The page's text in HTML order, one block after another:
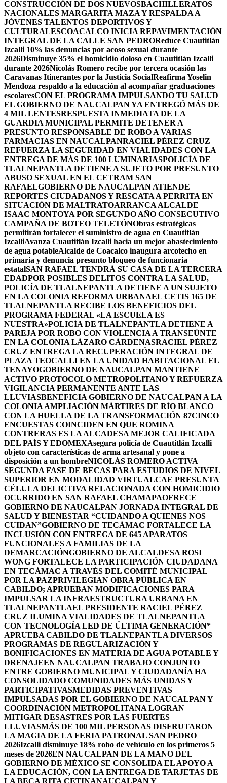
CONSTRUCCIÓN DE DOS NUEVOSBACHILLERATOS
NACIONALES MARGARITA MAZA Y RESPALDA A
JÓVENES TALENTOS DEPORTIVOS Y
CULTURALESCOACALCO INICIA REPAVIMENTACIÓN
INTEGRAL DE LA CALLE SAN PEDROReduce Cuautitlán
Izcalli 10% las denuncias por acoso sexual durante
2026Disminuye 35% el homicidio doloso en Cuautitlán Izcalli
durante 2026Nicolás Romero recibe por tercera ocasión las
Caravanas Itinerantes por la Justicia SocialReafirma Yoselin
Mendoza respaldo a la educación al acompañar graduaciones
escolaresCON EL PROGRAMA IMPULSANDO TU SALUD
EL GOBIERNO DE NAUCALPAN YA ENTREGÓ MÁS DE
4 MIL LENTESRESPUESTA INMEDIATA DE LA
GUARDIA MUNICIPAL PERMITE DETENER A
PRESUNTO RESPONSABLE DE ROBO A VARIAS
FARMACIAS EN NAUCALPANRACIEL PÉREZ CRUZ
REFUERZA LA SEGURIDAD EN VIALIDADES CON LA
ENTREGA DE MÁS DE 100 LUMINARIASPOLICÍA DE
TLALNEPANTLA DETIENE A SUJETO POR PRESUNTO
ABUSO SEXUAL EN EL CETRAM SAN
RAFAELGOBIERNO DE NAUCALPAN ATIENDE
REPORTES CIUDADANOS Y RESCATA A PERRITA EN
SITUACIÓN DE MALTRATOARRANCA ALCALDE
ISAAC MONTOYA POR SEGUNDO AÑO CONSECUTIVO
CAMPAÑA DE BOTEO TELETÓNObras estratégicas
permitirán fortalecer el suministro de agua en Cuautitlán
IzcalliAvanza Cuautitlán Izcalli hacia un mejor abastecimiento
de agua potableAlcalde de Coacalco inaugura arcotecho en
primaria y denuncia presunto bloqueo de funcionaria
estatalSAN RAFAEL TENDRÁ SU CASA DE LA TERCERA
EDADPOR POSIBLES DELITOS CONTRA LA SALUD,
POLICÍA DE TLALNEPANTLA DETIENE A UN SUJETO
EN LA COLONIA REFORMA URBANAEL CETIS 165 DE
TLALNEPANTLA RECIBE LOS BENEFICIOS DEL
PROGRAMA FEDERAL «LA ESCUELA ES
NUESTRA»POLICÍA DE TLALNEPANTLA DETIENE A
PAREJA POR ROBO CON VIOLENCIA A TRANSEÚNTE
EN LA COLONIA LÁZARO CÁRDENASRACIEL PÉREZ
CRUZ ENTREGA LA RECUPERACIÓN INTEGRAL DE
PLAZA TEOCALLI EN LA UNIDAD HABITACIONAL EL
TENAYOGOBIERNO DE NAUCALPAN MANTIENE
ACTIVO PROTOCOLO METROPOLITANO Y REFUERZA
VIGILANCIA PERMANENTE ANTE LAS
LLUVIASBENEFICIA GOBIERNO DE NAUCALPAN A LA
COLONIA AMPLIACIÓN MÁRTIRES DE RÍO BLANCO
CON LA HUELLA DE LA TRANSFORMACIÓN 87CINCO
ENCUESTAS COINCIDEN EN QUE ROMINA
CONTRERAS ES LA ALCADESA MEJOR CALIFICADA
DEL PAÍS Y EDOMEXAsegura policía de Cuautitlán Izcalli
objeto con características de arma artesanal y pone a
disposición a un hombreNICOLÁS ROMERO ACTIVA
SEGUNDA FASE DE BECAS PARA ESTUDIOS DE NIVEL
SUPERIOR EN MODALIDAD VIRTUALCAE PRESUNTA
CÉLULA DELICTIVA RELACIONADA CON HOMICIDIO
OCURRIDO EN SAN RAFAEL CHAMAPAOFRECE
GOBIERNO DE NAUCALPAN JORNADA INTEGRAL DE
SALUD Y BIENESTAR “CUIDANDO A QUIENES NOS
CUIDAN”GOBIERNO DE TECÁMAC FORTALECE LA
INCLUSIÓN CON ENTREGA DE 645 APARATOS
FUNCIONALES A FAMILIAS DE LA
DEMARCACIÓNGOBIERNO DE ALCALDESA ROSI
WONG FORTALECE LA PARTICIPACIÓN CIUDADANA
EN TECÁMAC A TRAVÉS DEL COMITÉ MUNICIPAL
POR LA PAZPRIVILEGIAN OBRA PÚBLICA EN
CABILDO; APRUEBAN MODIFICACIONES PARA
IMPULSAR LA INFRAESTRUCTURA URBANA EN
TLALNEPANTLAEL PRESIDENTE RACIEL PÉREZ
CRUZ ILUMINA VIALIDADES DE TLALNEPANTLA
CON TECNOLOGÍA LED DE ÚLTIMA GENERACIÓN*
APRUEBA CABILDO DE TLALNEPANTLA DIVERSOS
PROGRAMAS DE REGULARIZACIÓN Y
BONIFICACIONES EN MATERIA DE AGUA POTABLE Y
DRENAJEEN NAUCALPAN TRABAJO CONJUNTO
ENTRE GOBIERNO MUNICIPAL Y CIUDADANÍA HA
CONSOLIDADO COMUNIDADES MÁS UNIDAS Y
PARTICIPATIVASMEDIDAS PREVENTIVAS
IMPULSADAS POR EL GOBIERNO DE NAUCALPAN Y
COORDINACIÓN METROPOLITANA LOGRAN
MITIGAR DESASTRES POR LAS FUERTES
LLUVIASMÁS DE 100 MIL PERSONAS DISFRUTARON
LA MAGIA DE LA FERIA PATRONAL SAN PEDRO
2026Izcalli disminuye 18% robo de vehículo en los primeros 5
meses de 2026EN NAUCALPAN DE LA MANO DEL
GOBIERNO DE MÉXICO SE CONSOLIDA EL APOYO A
LA EDUCACIÓN, CON LA ENTREGA DE TARJETAS DE
LA BECA RITA CETINANAUCALPAN Y